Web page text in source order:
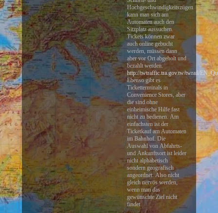
Hochgeschwindigkeitszügen
kann man sich am
Automaten auch den
Sitzplatz aussuchen.
Tickets können zwar
auch online gebucht
werden, müssen dann
aber vor Ort abgeholt und
bezahlt werden.
http://twtraffic.tra.gov.tw/twrail/
Ebenso gibt es
Ticketterminals in
Convenience Stores, aber
die sind ohne
einheimische Hilfe fast
nicht zu bedienen. Am
einfachsten ist der
Ticketkauf am Automaten
im Bahnhof. Die
Auswahl von Abfahrts-
und Ankunftsort ist leider
nicht alphabetisch
sondern geografisch
angeordnet. Also nicht
gleich nervös werden,
wenn man das
gewünschte Ziel nicht
findet.